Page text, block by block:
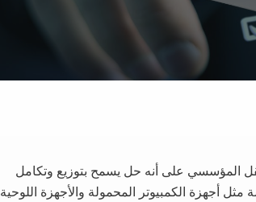
المؤسسي على أنه حل يسمح بتوزيع وتكامل
أجهزة الكمبيوتر المحمولة والأجهزة اللوحية